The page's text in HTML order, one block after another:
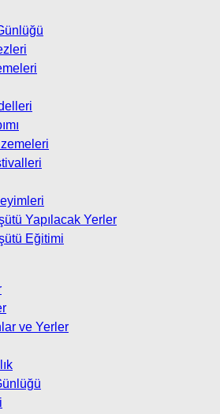
Yapılacak Yerler
Eğitimi
ve Yerler